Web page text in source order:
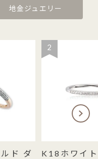
地金ジュエリー
ド ダ
2
K18ホワイ